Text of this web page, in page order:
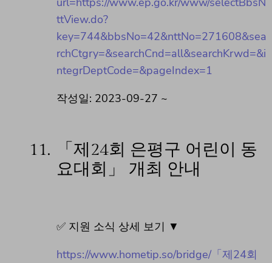
ttView.do?
key=744&bbsNo=42&nttNo=271608&sea
rchCtgry=&searchCnd=all&searchKrwd=&i
ntegrDeptCode=&pageIndex=1
작성일: 2023-09-27 ~
11.
「제24회 은평구 어린이 동
요대회」 개최 안내
✅ 지원 소식 상세 보기 ▼
https://www.hometip.so/bridge/「제24회